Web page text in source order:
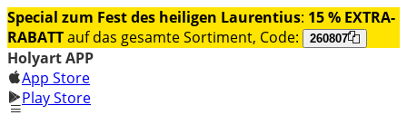
Special zum Fest des heiligen Laurentius: 15 % EXTRA-
RABATTauf das gesamte Sortiment, Code: 260807
Holyart APP
App Store
Play Store